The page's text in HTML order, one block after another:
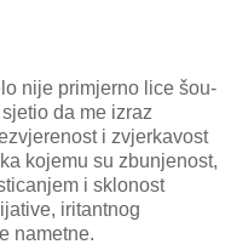
nije primjerno lice šou-
da me izraz
i zvjerkavost
kojemu su zbunjenost,
i sklonost
iritantnog
nametne.